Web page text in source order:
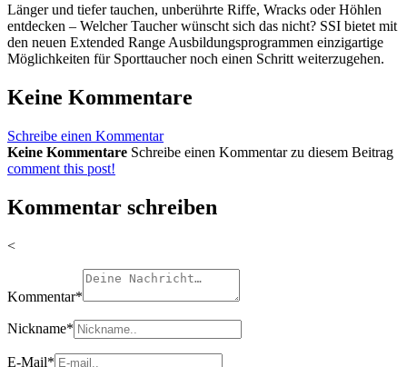
Länger und tiefer tauchen, unberührte Riffe, Wracks oder Höhlen
entdecken – Welcher Taucher wünscht sich das nicht? SSI bietet mit
den neuen Extended Range Ausbildungsprogrammen einzigartige
Möglichkeiten für Sporttaucher noch einen Schritt weiterzugehen.
Keine Kommentare
Schreibe einen Kommentar
Keine Kommentare Schreibe einen Kommentar zu diesem Beitrag
comment this post!
Kommentar schreiben
<
Kommentar*
Nickname*
E-Mail*